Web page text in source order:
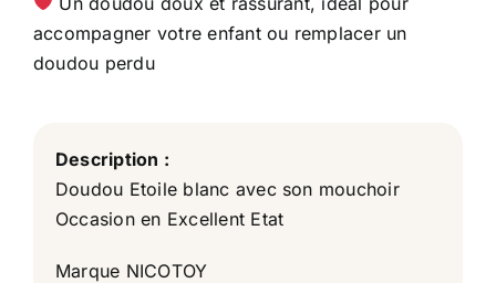
accompagner votre enfant ou remplacer un
doudou perdu
Description :
Doudou Etoile blanc avec son mouchoir
Occasion en Excellent Etat
Marque NICOTOY